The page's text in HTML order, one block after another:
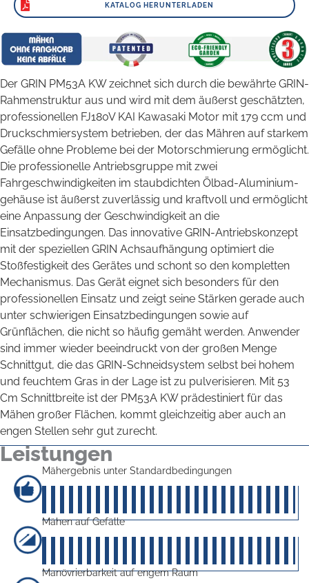
KATALOG HERUNTERLADEN
Der GRIN PM53A KW zeichnet sich durch die bewährte GRIN-
Rahmenstruktur aus und wird mit dem äußerst geschätzten,
professionellen FJ180V KAI Kawasaki Motor mit 179 ccm und
Druckschmiersystem betrieben, der das Mähren auf starkem
Gefälle ohne Probleme bei der Motorschmierung ermöglicht.
Die professionelle Antriebsgruppe mit zwei
Fahrgeschwindigkeiten im staubdichten Ölbad-Aluminium-
gehäuse ist äußerst zuverlässig und kraftvoll und ermöglicht
eine Anpassung der Geschwindigkeit an die
Einsatzbedingungen. Das innovative GRIN-Antriebskonzept
mit der speziellen GRIN Achsaufhängung optimiert die
Stoßfestigkeit des Gerätes und schont so den kompletten
Mechanismus. Das Gerät eignet sich besonders für den
professionellen Einsatz und zeigt seine Stärken gerade auch
unter schwierigen Einsatzbedingungen sowie auf
Grünflächen, die nicht so häufig gemäht werden. Anwender
sind immer wieder beeindruckt von der großen Menge
Schnittgut, die das GRIN-Schneidsystem selbst bei hohem
und feuchtem Gras in der Lage ist zu pulverisieren. Mit 53
Cm Schnittbreite ist der PM53A KW prädestiniert für das
Mähen großer Flächen, kommt gleichzeitig aber auch an
engen Stellen sehr gut zurecht.
Leistungen
Mähergebnis unter Standardbedingungen
Mähen auf Gefälle
Manövrierbarkeit auf engem Raum